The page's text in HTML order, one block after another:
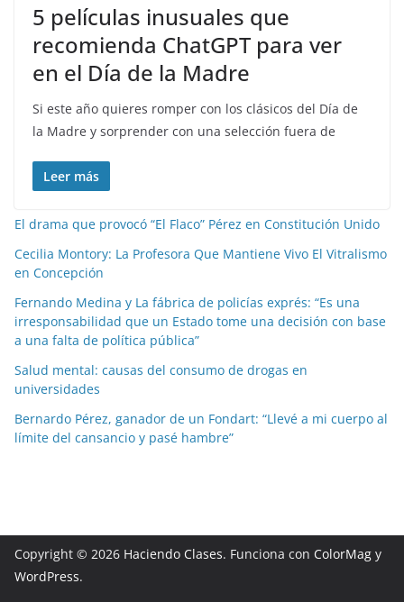
5 películas inusuales que
recomienda ChatGPT para ver
en el Día de la Madre
Si este año quieres romper con los clásicos del Día de
la Madre y sorprender con una selección fuera de
Leer más
El drama que provocó “El Flaco” Pérez en Constitución Unido
Cecilia Montory: La Profesora Que Mantiene Vivo El Vitralismo
en Concepción
Fernando Medina y La fábrica de policías exprés: “Es una
irresponsabilidad que un Estado tome una decisión con base
a una falta de política pública”
Salud mental: causas del consumo de drogas en
universidades
Bernardo Pérez, ganador de un Fondart: “Llevé a mi cuerpo al
límite del cansancio y pasé hambre”
Copyright © 2026 Haciendo Clases. Funciona con ColorMag y
WordPress.